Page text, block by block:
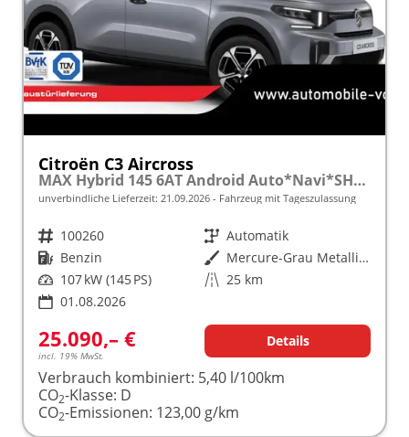
Citroën C3 Aircross
MAX Hybrid 145 6AT Android Auto*Navi*SHZ*Kamera*Totwinkel*Keyless*17"*Klimaauto
unverbindliche Lieferzeit: 21.09.2026 Fahrzeug mit Tageszulassung
Fahrzeugnr. 100260 Getriebe Automatik
Kraftstoff Benzin Außenfarbe
Mercure-Grau Metallic / Dach Schwarz
Leistung 107 kW (145 PS) Kilometerstand 25 km
01.08.2026
25.090,– €
incl. 19% MwSt.
Details
Verbrauch kombiniert: 5,40 l/100km
CO2-Klasse: D
CO2-Emissionen: 123,00 g/km